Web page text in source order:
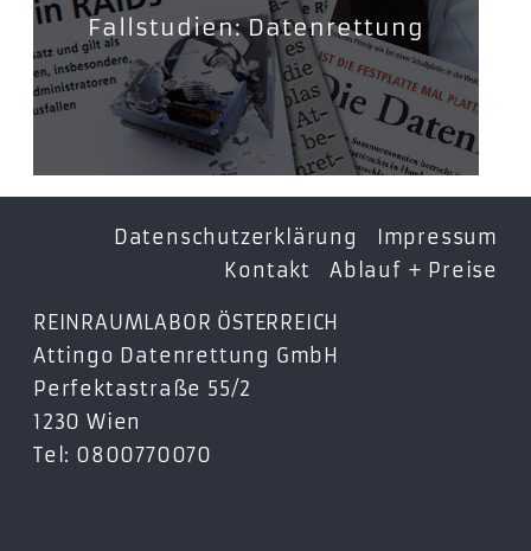
Fallstudien: Datenrettung
Datenschutzerklärung
Impressum
Kontakt
Ablauf + Preise
REINRAUMLABOR ÖSTERREICH
Attingo Datenrettung GmbH
Perfektastraße 55/2
1230 Wien
Tel: 0800770070